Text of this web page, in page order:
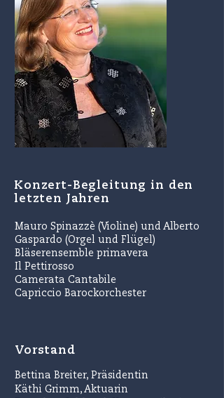
Konzert-Begleitung in den
letzten Jahren
Mauro Spinazzè (Violine) und Alberto
Gaspardo (Orgel und Flügel)
Bläserensemble primavera
Il Pettirosso
Camerata Cantabile
Capriccio Barockorchester
Vorstand
Bettina Breiter, Präsidentin
Käthi Grimm, Aktuarin